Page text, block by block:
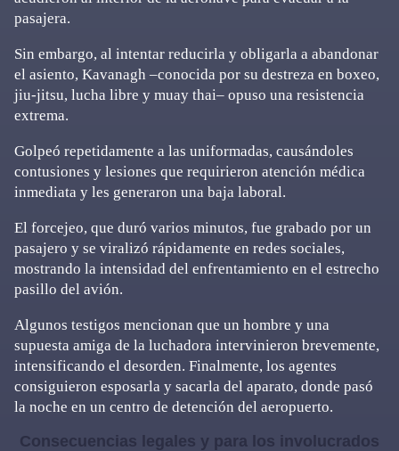
pasajera.
Sin embargo, al intentar reducirla y obligarla a abandonar
el asiento, Kavanagh –conocida por su destreza en boxeo,
jiu-jitsu, lucha libre y muay thai– opuso una resistencia
extrema.
Golpeó repetidamente a las uniformadas, causándoles
contusiones y lesiones que requirieron atención médica
inmediata y les generaron una baja laboral.
El forcejeo, que duró varios minutos, fue grabado por un
pasajero y se viralizó rápidamente en redes sociales,
mostrando la intensidad del enfrentamiento en el estrecho
pasillo del avión.
Algunos testigos mencionan que un hombre y una
supuesta amiga de la luchadora intervinieron brevemente,
intensificando el desorden. Finalmente, los agentes
consiguieron esposarla y sacarla del aparato, donde pasó
la noche en un centro de detención del aeropuerto.
Consecuencias legales y para los involucrados